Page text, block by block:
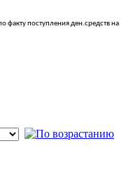
факту поступления ден.средств на